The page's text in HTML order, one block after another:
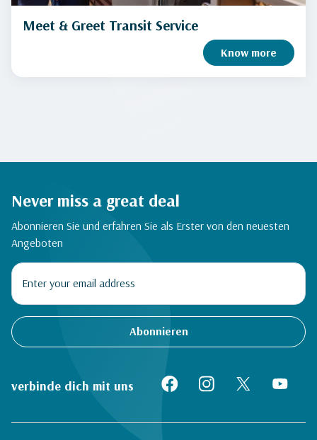
Meet & Greet Transit Service
Know more
Never miss a great deal
Abonnieren Sie und erfahren Sie als Erster von den neuesten
Angeboten
Abonnieren
verbinde dich mit uns